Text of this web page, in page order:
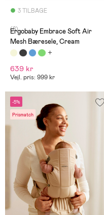
3 TILBAGE
(8)
Ergobaby Embrace Soft Air
Mesh Bæresele, Cream
639 kr
Vejl. pris: 999 kr
-5%
Prismatch